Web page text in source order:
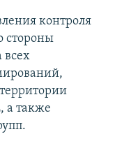
контроля
стороны
всех
а также